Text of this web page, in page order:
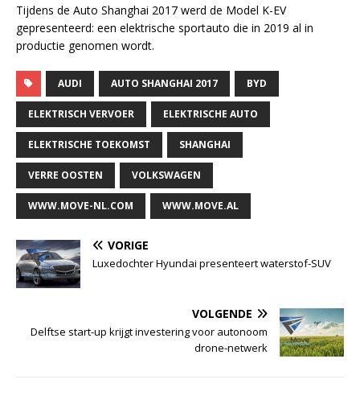
Tijdens de Auto Shanghai 2017 werd de Model K-EV
gepresenteerd: een elektrische sportauto die in 2019 al in
productie genomen wordt.
AUDI AUTO SHANGHAI 2017 BYD
ELEKTRISCH VERVOER ELEKTRISCHE AUTO
ELEKTRISCHE TOEKOMST SHANGHAI
VERRE OOSTEN VOLKSWAGEN
WWW.MOVE-NL.COM WWW.MOVE.AL
VORIGE
Luxedochter Hyundai presenteert waterstof-SUV
VOLGENDE
Delftse start-up krijgt investering voor autonoom
drone-netwerk